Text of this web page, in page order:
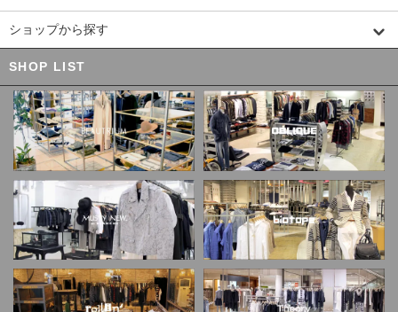
ショップから探す
SHOP LIST